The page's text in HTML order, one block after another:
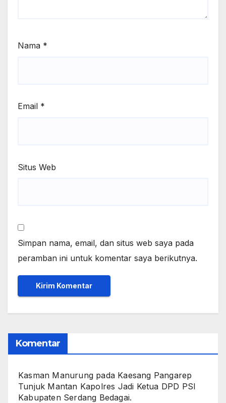
Nama *
Email *
Situs Web
Simpan nama, email, dan situs web saya pada
peramban ini untuk komentar saya berikutnya.
Komentar
Kasman Manurung pada Kaesang Pangarep
Tunjuk Mantan Kapolres Jadi Ketua DPD PSI
Kabupaten Serdang Bedagai. ‎ ‎